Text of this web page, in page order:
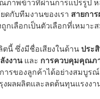
ภาพข้าวที่ผ่านการแปรรูป ห
ยดกับทีมงานของเรา สายกา
ถูกเลือกเป็นตัวเลือกที่เหมาะ
ตนี้ ซึ่งมีชื่อเสียงในด้าน ประ
งงานและ การควบคุมคุณภ
ารของลูกค้าได้อย่างสมบูรณ์
งผลผลิตและลดต้นทุนแรงงา